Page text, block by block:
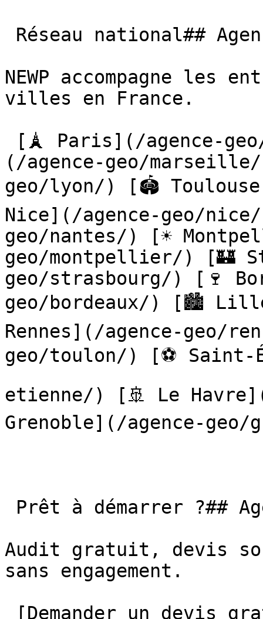
NEWP accompagne les
villes en France.
(/agence-geo/
geo/lyon/) [🏟️
Nice](/agence-geo/
geo/nantes/) [☀️
geo/montpellier/) [🏰
geo/strasbourg/) [🍷
geo/bordeaux/) [🏙️
Rennes](/agence-geo/
geo/toulon/) [⚽ Saint-
etienne/) [🚢 Le
Grenoble](/agence-
Audit gratuit, devis
sans engagement.